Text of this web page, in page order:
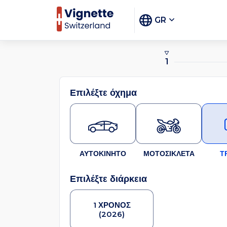
GR
1
Επιλέξτε όχημα
ΑΥΤΟΚΙΝΗΤΟ ΜΟΤΟΣΙΚΛΕΤΑ
Επιλέξτε διάρκεια
1 ΧΡΟΝΟΣ
(2026)